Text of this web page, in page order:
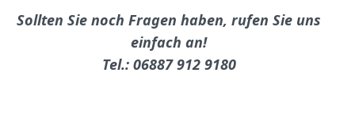
Sollten Sie noch Fragen haben, rufen Sie uns
einfach an!
Tel.: 06887 912 9180